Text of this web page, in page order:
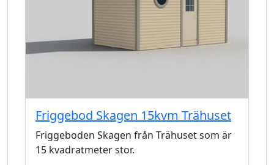
Friggebod Skagen 15kvm Trähuset
Friggeboden Skagen från Trähuset som är
15 kvadratmeter stor.